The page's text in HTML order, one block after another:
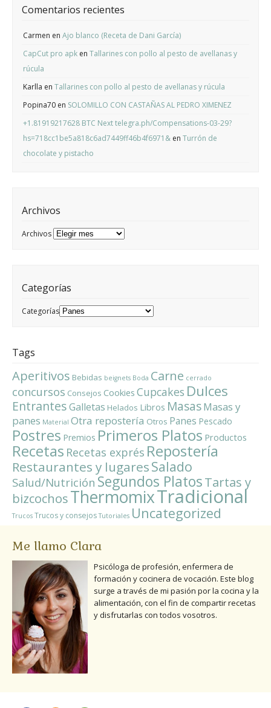
Comentarios recientes
Carmen en Ajo blanco (Receta de Dani García)
CapCut pro apk en Tallarines con pollo al pesto de avellanas y
rúcula
Karlla en Tallarines con pollo al pesto de avellanas y rúcula
Popina70 en SOLOMILLO CON CASTAÑAS AL PEDRO XIMENEZ
+1.81919217628 BTC Next telegra.ph/Compensations-03-29?
hs=718cc1be5a818c6ad7449ff46b4f6971& en Turrón de
chocolate y pistacho
Archivos
Archivos
Categorías
Categorías
Tags
Aperitivos Bebidas beignets Boda Carne cerrado
concursos Consejos Cookies Cupcakes Dulces
EntrantesGalletas Helados Libros MasasMasas y
panes Material Otra repostería Otros Panes Pescado
Postres Premios Primeros Platos Productos
Recetas Recetas exprés Repostería
Restaurantes y lugaresSalado
Salud/Nutrición Segundos PlatosTartas y
bizcochosThermomixTradicional
Trucos Trucos y consejos Tutoriales Uncategorized
Me llamo Clara
Psicóloga de profesión, enfermera de
formación y cocinera de vocación. Este blog
surge a través de mi pasión por la cocina y la
alimentación, con el fin de compartir recetas
y disfrutarlas con todos vosotros.